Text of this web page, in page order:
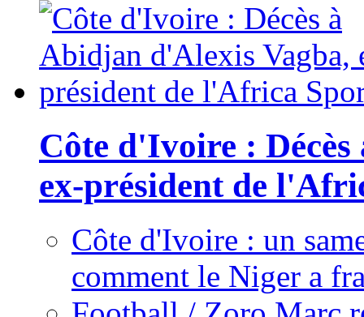
Côte d'Ivoire :
ex-président de
Côte d'Ivoire : un
comment le Niger a